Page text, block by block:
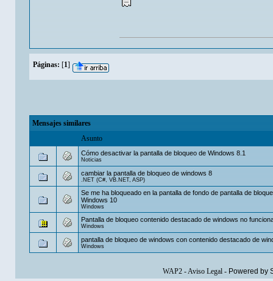
Páginas: [1]
Mensajes similares
Asunto
Cómo desactivar la pantalla de bloqueo de Windows 8.1
Noticias
cambiar la pantalla de bloqueo de windows 8
.NET (C#, VB.NET, ASP)
Se me ha bloqueado en la pantalla de fondo de pantalla de
Windows 10
Windows
Pantalla de bloqueo contenido destacado de windows no
Windows
pantalla de bloqueo de windows con contenido destacado de
Windows
WAP2-Aviso Legal- Powered by